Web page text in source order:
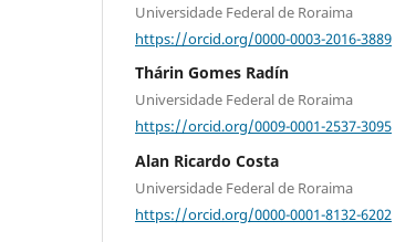
Universidade Federal de Roraima
https://orcid.org/0000-0003-2016-3889
Thárin Gomes Radín
Universidade Federal de Roraima
https://orcid.org/0009-0001-2537-3095
Alan Ricardo Costa
Universidade Federal de Roraima
https://orcid.org/0000-0001-8132-6202